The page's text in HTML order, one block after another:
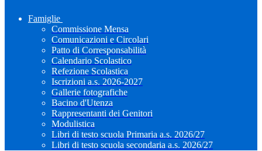
Famiglie
Commissione Mensa
Comunicazioni e Circolari
Patto di Corresponsabilità
Calendario Scolastico
Refezione Scolastica
Iscrizioni a.s. 2026-2027
Gallerie fotografiche
Bacino d'Utenza
Rappresentanti dei Genitori
Modulistica
Libri di testo scuola Primaria a.s. 2026/27
Libri di testo scuola secondaria a.s. 2026/27